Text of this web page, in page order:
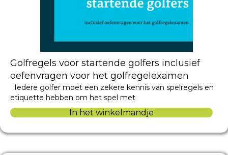
Golfregels voor startende golfers inclusief
oefenvragen voor het golfregelexamen
Iedere golfer moet een zekere kennis van spelregels en
etiquette hebben om het spel met
In het winkelmandje